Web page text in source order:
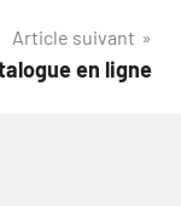
Article suivant
en ligne